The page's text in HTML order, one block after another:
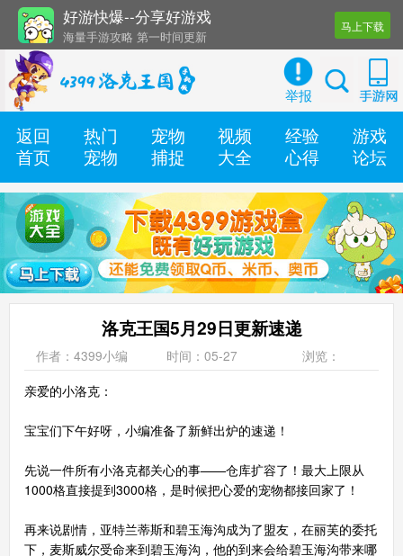
好游快爆--分享好游戏
海量手游攻略 第一时间更新
还有几十款实用辅助工具
马上下载
举报
返回
首页
热门
宠物
宠物
捕捉
视频
大全
经验
心得
游戏
论坛
洛克王国5月29日更新速递
作者：4399小编 时间：05-27
浏览：
亲爱的小洛克：
宝宝们下午好呀，小编准备了新鲜出炉的速递！
先说一件所有小洛克都关心的事——仓库扩容了！最大上限从
1000格直接提到3000格，是时候把心爱的宠物都接回家了！
再来说剧情，亚特兰蒂斯和碧玉海沟成为了盟友，在丽芙的委托
下，麦斯威尔受命来到碧玉海沟，他的到来会给碧玉海沟带来哪